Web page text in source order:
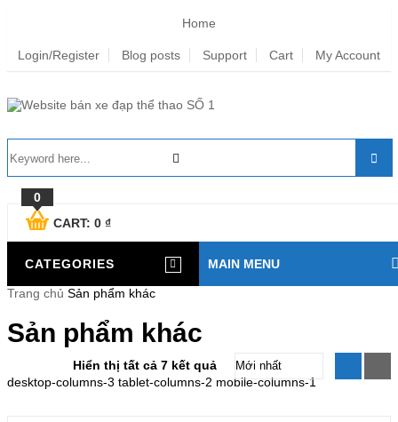
Home
Login/Register Blog posts Support Cart My Account
0
CART: 0 ₫
CATEGORIES MAIN MENU
Trang chủ Sản phẩm khác
Sản phẩm khác
Hiển thị tất cả 7 kết quả
desktop-columns-3 tablet-columns-2 mobile-columns-1